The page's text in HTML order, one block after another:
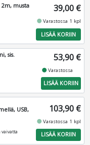
musta 39,00 €
fiber_manual_recordVarastossa 1 kpl
LISÄÄ KORIIN
sis.
53,90 €
fiber_manual_recordVarastossa
LISÄÄ KORIIN
USB,
103,90 €
fiber_manual_recordVarastossa 1 kpl
LISÄÄ KORIIN